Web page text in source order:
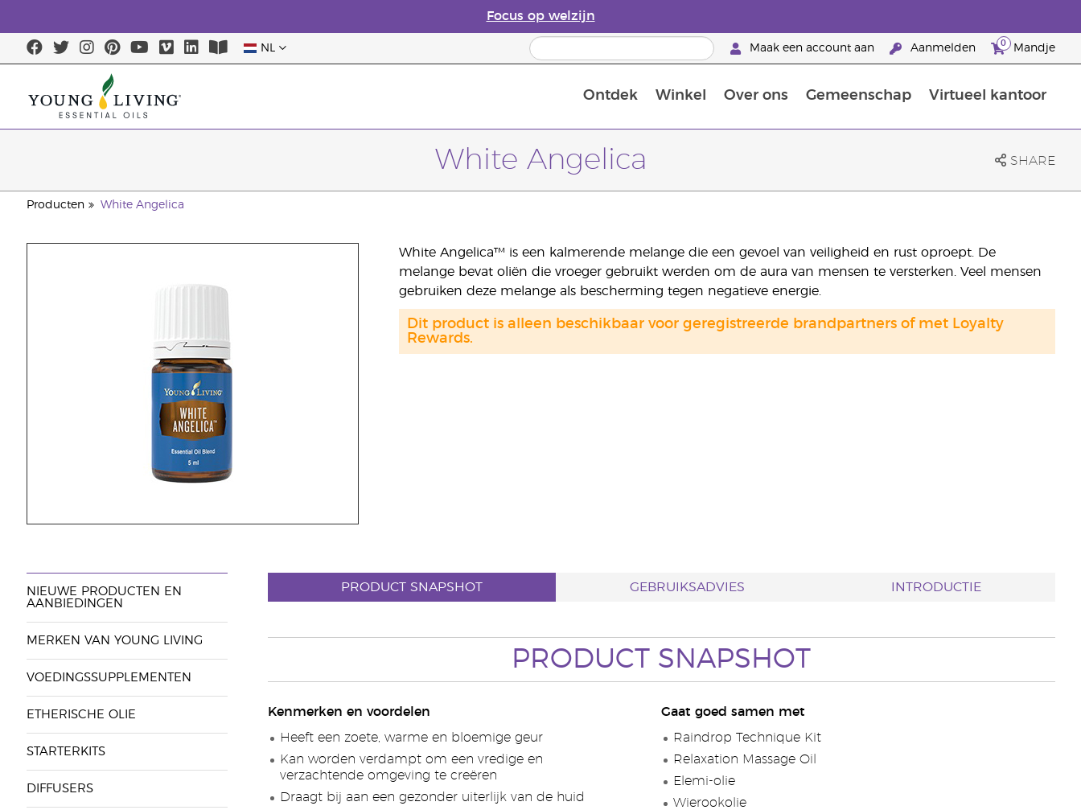
Focus op welzijn
NL Maak een account aan Aanmelden 0 Mandje
Ontdek Winkel Over ons Gemeenschap Virtueel kantoor
White Angelica SHARE
Producten White Angelica
White Angelica™ is een kalmerende melange die een gevoel van veiligheid en rust oproept. De
melange bevat oliën die vroeger gebruikt werden om de aura van mensen te versterken. Veel mensen
gebruiken deze melange als bescherming tegen negatieve energie.
Dit product is alleen beschikbaar voor geregistreerde brandpartners of met Loyalty
Rewards.
NIEUWE PRODUCTEN EN
AANBIEDINGEN
MERKEN VAN YOUNG LIVING
VOEDINGSSUPPLEMENTEN
ETHERISCHE OLIE
STARTERKITS
DIFFUSERS
PRODUCT SNAPSHOT GEBRUIKSADVIES INTRODUCTIE
PRODUCT SNAPSHOT
Kenmerken en voordelen
Heeft een zoete, warme en bloemige geur
Kan worden verdampt om een vredige en
verzachtende omgeving te creëren
Draagt bij aan een gezonder uiterlijk van de huid
Gaat goed samen met
Raindrop Technique Kit
Relaxation Massage Oil
Elemi-olie
Wierookolie